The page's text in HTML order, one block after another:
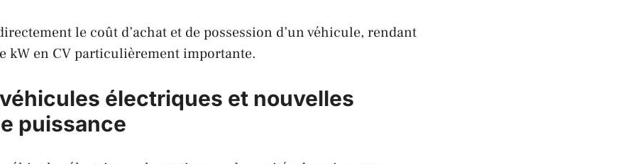
le coût d’achat et de possession d’un véhicule, rendant
kW en CV particulièrement importante.
véhicules électriques et nouvelles
puissance